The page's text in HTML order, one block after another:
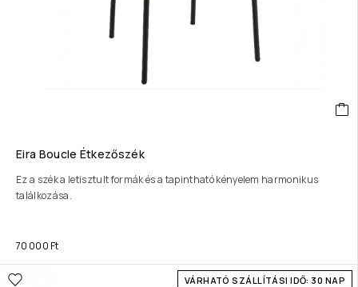
Eira Boucle Étkezőszék
Ez a szék a letisztult formák és a tapintható kényelem harmonikus
találkozása.
70 000 Ft
VÁRHATÓ SZÁLLÍTÁSI IDŐ: 30 NAP